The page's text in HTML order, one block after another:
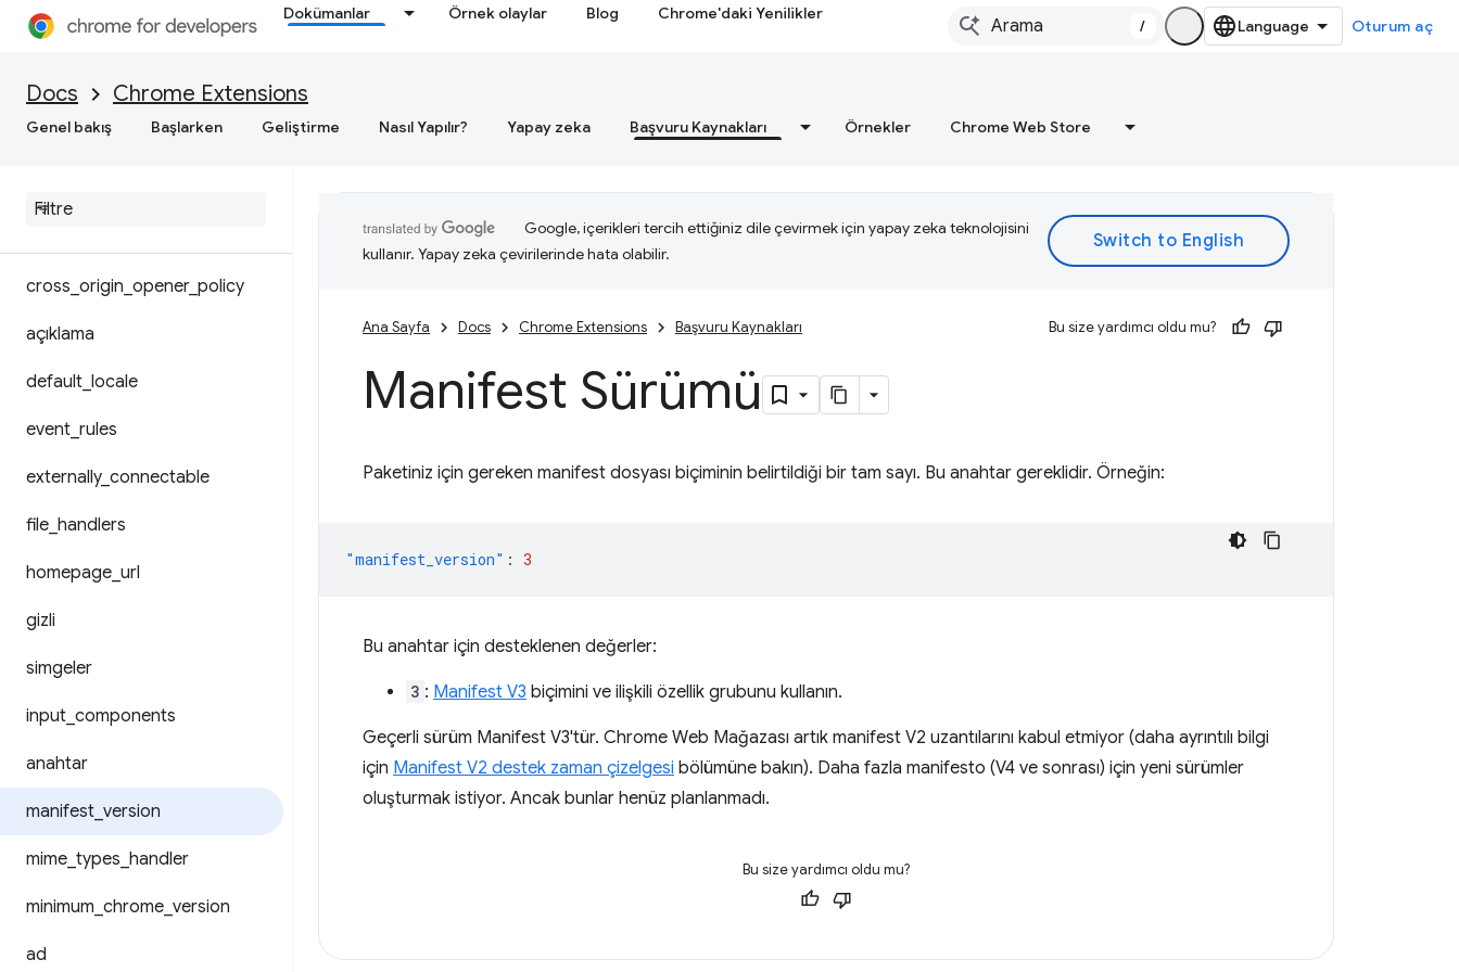
Dokümanlar Örnek olaylar Blog Chrome'daki Yenilikler
/ Oturum aç
Docs Chrome Extensions
Genel bakış Başlarken Geliştirme Nasıl Yapılır? Yapay zeka Başvuru Kaynakları Örnekler Chrome Web Store
kılma
arka plan
scripts
cross origin opener_ policy
açıklama
default locale
event rules
externally_ connectable
file handlers
homepage url
gizli
simgeler
input components
anahtar
manifest version
mime types handler
minimum chrome version
ad
Google, içerikleri tercih ettiğiniz dile çevirmek için yapay zeka teknolojisini
kullanır. Yapay zeka çevirilerinde hata olabilir.
Ana Sayfa Docs Chrome Extensions Başvuru Kaynakları Bu size yardımcı oldu mu?
Manifest Sürümü
Paketiniz için gereken manifest dosyası biçiminin belirtildiği bir tam sayı. Bu anahtar gereklidir. Örneğin:
"manifest_version" : 3
Bu anahtar için desteklenen değerler:
3 : Manifest V3 biçimini ve ilişkili özellik grubunu kullanın.
Geçerli sürüm Manifest V3'tür. Chrome Web Mağazası artık manifest V2 uzantılarını kabul etmiyor (daha ayrıntılı bilgi
için Manifest V2 destek zaman çizelgesi bölümüne bakın). Daha fazla manifesto (V4 ve sonrası) için yeni sürümler
oluşturmak istiyor. Ancak bunlar henüz planlanmadı.
Bu size yardımcı oldu mu?